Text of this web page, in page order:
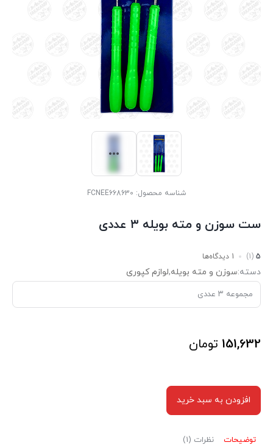
شناسه محصول: FCNEE668630
ست سوزن و مته بویله ۳ عددی
5
(1) 1 دیدگاه‌ها
دسته:سوزن و مته بویله,لوازم کپوری
مجموعه ۳ عددی
151,632 تومان
افزودن به سبد خرید
توضیحات نظرات (1)